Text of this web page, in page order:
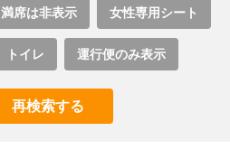
満席は非表示 女性専用シート
トイレ 運行便のみ表示
再検索する